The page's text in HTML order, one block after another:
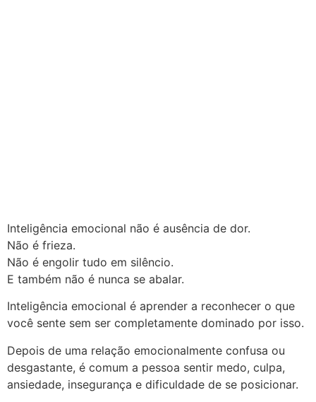
Inteligência emocional não é ausência de dor.
Não é frieza.
Não é engolir tudo em silêncio.
E também não é nunca se abalar.
Inteligência emocional é aprender a reconhecer o que
você sente sem ser completamente dominado por isso.
Depois de uma relação emocionalmente confusa ou
desgastante, é comum a pessoa sentir medo, culpa,
ansiedade, insegurança e dificuldade de se posicionar.